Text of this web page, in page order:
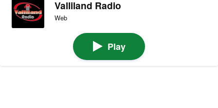
Valliland Radio
Web
Play